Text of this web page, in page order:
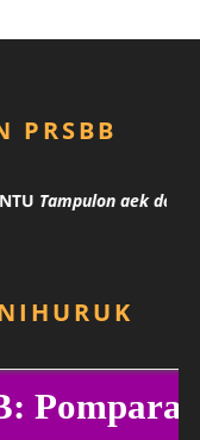
PRSBB
Tampulon aek do
omparan R